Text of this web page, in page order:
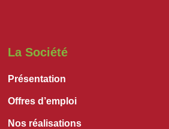
La Société
Présentation
Offres d’emploi
Nos réalisations